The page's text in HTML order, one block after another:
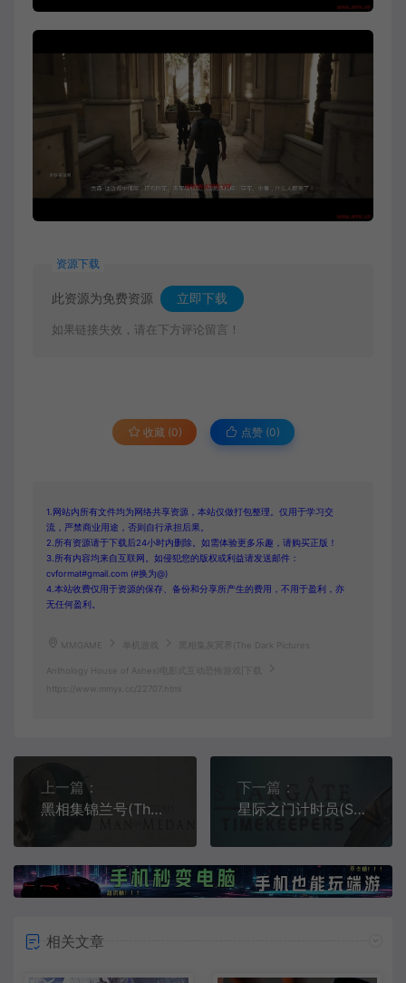
资源下载
此资源为免费资源 立即下载
如果链接失效，请在下方评论留言！
收藏 (0) 点赞 (0)
1.网站内所有文件均为网络共享资源，本站仅做打包整理。仅用于学习交
流，严禁商业用途，否则自行承担后果。
2.所有资源请于下载后24小时内删除。如需体验更多乐趣，请购买正版！
3.所有内容均来自互联网。如侵犯您的版权或利益请发送邮件：
cvformat#gmail.com (#换为@)
4.本站收费仅用于资源的保存、备份和分享所产生的费用，不用于盈利，亦
无任何盈利。
MMGAME
Anthology House of Ashes)电影式互动恐怖游戏|下载
https://www.mmyx.cc/22707.html
上一篇：
黑相集锦兰号(The Dark Pictures Anthology Man of Medan)电影式恐怖游戏|下载
下一篇：
星际之门计时员(Stargate Timekeepers)回合制潜行策略游戏|下载
相关文章